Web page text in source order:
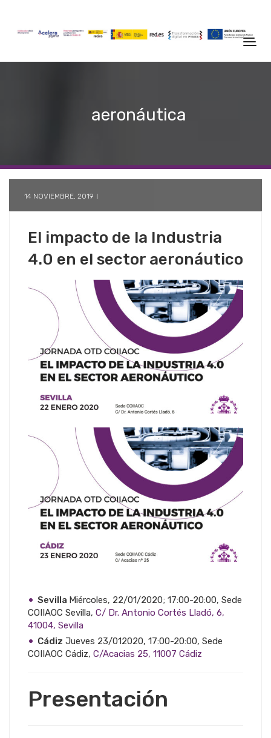
aeronáutica
14 NOVIEMBRE, 2019
El impacto de la Industria
4.0 en el sector aeronáutico
Sevilla Miércoles, 22/01/2020; 17:00-20:00, Sede
COIIAOC Sevilla, C/ Dr. Antonio Cortés Lladó, 6,
41004, Sevilla
Cádiz Jueves 23/012020, 17:00-20:00, Sede
COIIAOC Cádiz, C/Acacias 25, 11007 Cádiz
Presentación